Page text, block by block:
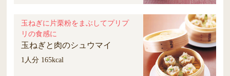
玉ねぎに片栗粉をまぶしてプリプ
リの食感に
玉ねぎと肉のシュウマイ
1人分 165kcal